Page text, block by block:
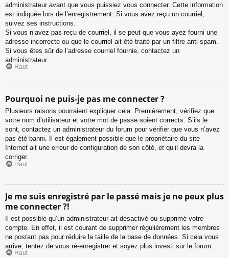
administrateur avant que vous puissiez vous connecter. Cette information
est indiquée lors de l’enregistrement. Si vous avez reçu un courriel,
suivez ses instructions.
Si vous n’avez pas reçu de courriel, il se peut que vous ayez fourni une
adresse incorrecte ou que le courriel ait été traité par un filtre anti-spam.
Si vous êtes sûr de l’adresse courriel fournie, contactez un
administrateur.
Haut
Pourquoi ne puis-je pas me connecter ?
Plusieurs raisons pourraient expliquer cela. Premièrement, vérifiez que
votre nom d’utilisateur et votre mot de passe soient corrects. S’ils le
sont, contactez un administrateur du forum pour vérifier que vous n’avez
pas été banni. Il est également possible que le propriétaire du site
Internet ait une erreur de configuration de son côté, et qu’il devra la
corriger.
Haut
Je me suis enregistré par le passé mais je ne peux plus
me connecter ?!
Il est possible qu’un administrateur ait désactivé ou supprimé votre
compte. En effet, il est courant de supprimer régulièrement les membres
ne postant pas pour réduire la taille de la base de données. Si cela vous
arrive, tentez de vous ré-enregistrer et soyez plus investi sur le forum.
Haut